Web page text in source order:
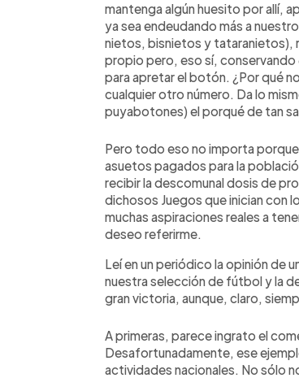
mantenga algún huesito por allí,
ya sea endeudando más a
nietos, bisnietos y tataranietos),
propio pero, eso sí, conservando
para apretar el botón. ¿Por qué
cualquier otro número. Da lo
puyabotones) el porqué de tan
Pero todo eso no importa
asuetos pagados para la
recibir la descomunal dosis de
dichosos Juegos que inician con
muchas aspiraciones reales a
deseo referirme.
Leí en un periódico la opinión de
nuestra selección de fútbol y la
gran victoria, aunque, claro,
A primeras, parece ingrato el
Desafortunadamente, ese
actividades nacionales. No sólo